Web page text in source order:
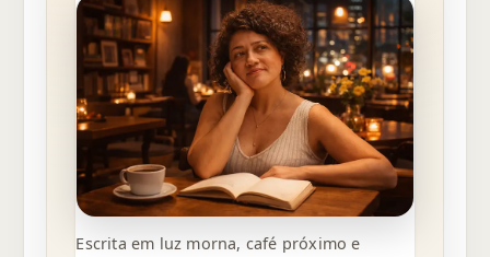
Escrita em luz morna, café próximo e